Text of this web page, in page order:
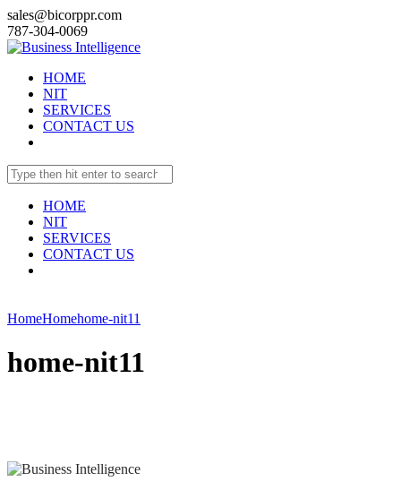
sales@bicorppr.com
787-304-0069
HOME
NIT
SERVICES
CONTACT US
HOME
NIT
SERVICES
CONTACT US
HomeHomehome-nit11
home-nit11